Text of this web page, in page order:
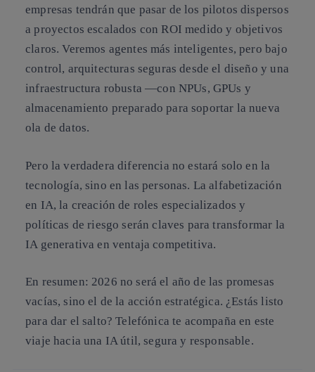
empresas tendrán que pasar de los pilotos dispersos
a proyectos escalados con ROI medido y objetivos
claros. Veremos agentes más inteligentes, pero bajo
control, arquitecturas seguras desde el diseño y una
infraestructura robusta —con NPUs, GPUs y
almacenamiento preparado para soportar la nueva
ola de datos.
Pero la verdadera diferencia no estará solo en la
tecnología, sino en las personas. La alfabetización
en IA, la creación de roles especializados y
políticas de riesgo serán claves para transformar la
IA generativa en ventaja competitiva.
En resumen: 2026 no será el año de las promesas
vacías, sino el de la acción estratégica. ¿Estás listo
para dar el salto? Telefónica te acompaña en este
viaje hacia una IA útil, segura y responsable.